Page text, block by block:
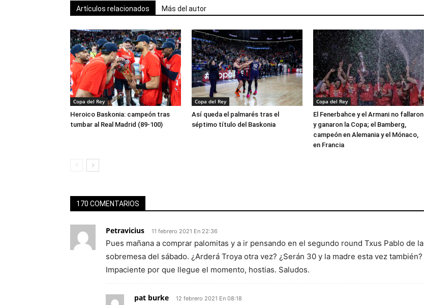
Artículos relacionados Más del autor
Copa del Rey
Heroico Baskonia: campeón tras
tumbar al Real Madrid (89-100)
Copa del Rey
Así queda el palmarés tras el
séptimo título del Baskonia
Copa del Rey
El Fenerbahce y el Armani no fallaron
y ganaron la Copa; el Bamberg,
campeón en Alemania y el Mónaco,
en Francia
170 COMENTARIOS
Petravicius 11 febrero 2021 En 22:36
Pues mañana a comprar palomitas y a ir pensando en el segundo round Txus Pablo de la
sobremesa del sábado. ¿Arderá Troya otra vez? ¿Serán 30 y la madre esta vez también?
Impaciente por que llegue el momento, hostias. Saludos.
pat burke 12 febrero 2021 En 08:18